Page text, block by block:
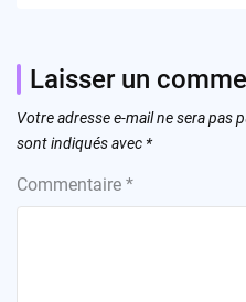
Laisser un
Votre adresse e-mail ne sera pas
sont indiqués avec *
Commentaire *